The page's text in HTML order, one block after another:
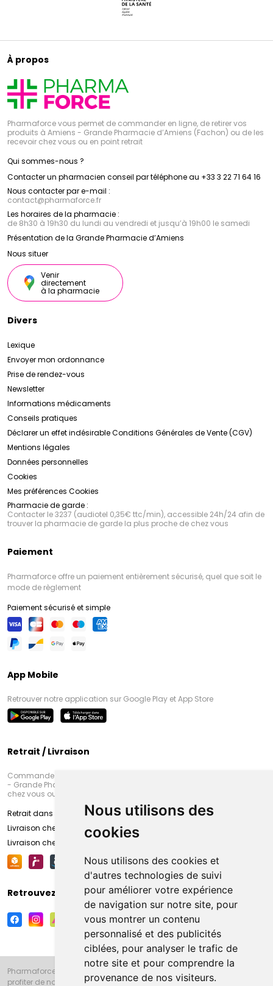
Nous utilisons des
cookies
Nous utilisons des cookies et
d'autres technologies de suivi
pour améliorer votre expérience
de navigation sur notre site, pour
vous montrer un contenu
personnalisé et des publicités
ciblées, pour analyser le trafic de
notre site et pour comprendre la
provenance de nos visiteurs.
À propos
Pharmaforce vous permet de commander en ligne, de retirer vos
produits à Amiens - Grande Pharmacie d’Amiens (Fachon) ou de les
recevoir chez vous ou en point retrait
Qui sommes-nous ?
Contacter un pharmacien conseil par téléphone au +33 3 22 71 64 16
Nous contacter par e-mail :
contact@pharmaforce.fr
Les horaires de la pharmacie :
de 8h30 à 19h30 du lundi au vendredi et jusqu’à 19h00 le samedi
Présentation de la Grande Pharmacie d’Amiens
Nous situer
Venir
directement
à la pharmacie
Divers
Lexique
Envoyer mon ordonnance
Prise de rendez-vous
Newsletter
Informations médicaments
Conseils pratiques
Déclarer un effet indésirableConditions Générales de Vente (CGV)
Mentions légales
Données personnelles
Cookies
Mes préférences Cookies
Pharmacie de garde :
Contacter le 3237 (audiotel 0,35€ ttc/min), accessible 24h/24 afin de
trouver la pharmacie de garde la plus proche de chez vous
Paiement
Pharmaforce offre un paiement entièrement sécurisé, quel que soit le
mode de règlement
Paiement sécurisé et simple
App Mobile
Retrouver notre application sur Google Play et App Store
Retrait / Livraison
Commandez en ligne et venez chercher votre commande à Amiens
- Grande Pharmacie d’Amiens (Fachon) ou recevez-là rapidement
chez vous ou en point retrait
Retrait dans la pharmacie d’Amiens
Livraison chez vous
Livraison chez votre commerçant
Retrouvez-nous sur vos réseaux sociaux
Pharmaforce.fr et la Grande Pharmacie d’Amiens vous souhaitent de
profiter de notre accueil, de nos conseils pharmaceutiques,